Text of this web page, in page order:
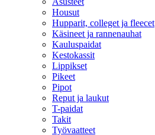
Housut
Hupparit, colleget ja fleecet
Käsineet ja rannenauhat
Kauluspaidat
Kestokassit
Lippikset
Pikeet
Pipot
Reput ja laukut
T-paidat
Takit
Työvaatteet